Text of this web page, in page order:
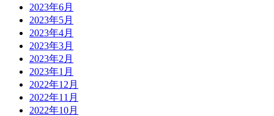
2023年6月
2023年5月
2023年4月
2023年3月
2023年2月
2023年1月
2022年12月
2022年11月
2022年10月